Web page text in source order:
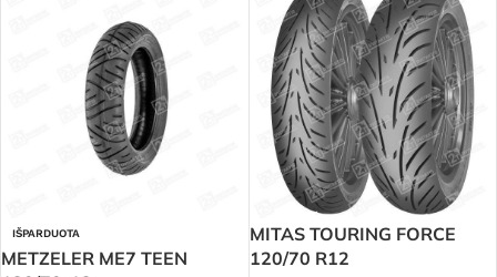
IŠPARDUOTA
METZELER ME7 TEEN
MITAS TOURING FORCE
120/70 R12